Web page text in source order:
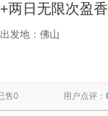
+两日无限次盈
票（含网红项目
出发地：佛山
售0 用户点评：